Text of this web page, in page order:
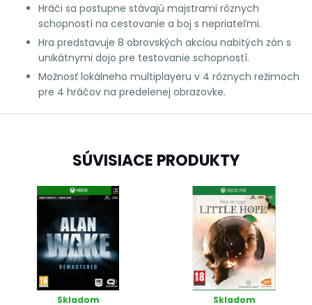
Hráči sa postupne stávajú majstrami rôznych
schopností na cestovanie a boj s nepriateľmi.
Hra predstavuje 8 obrovských akciou nabitých zón s
unikátnymi dojo pre testovanie schopností.
Možnosť lokálneho multiplayeru v 4 rôznych režimoch
pre 4 hráčov na predelenej obrazovke.
SÚVISIACE PRODUKTY
Skladom
Skladom